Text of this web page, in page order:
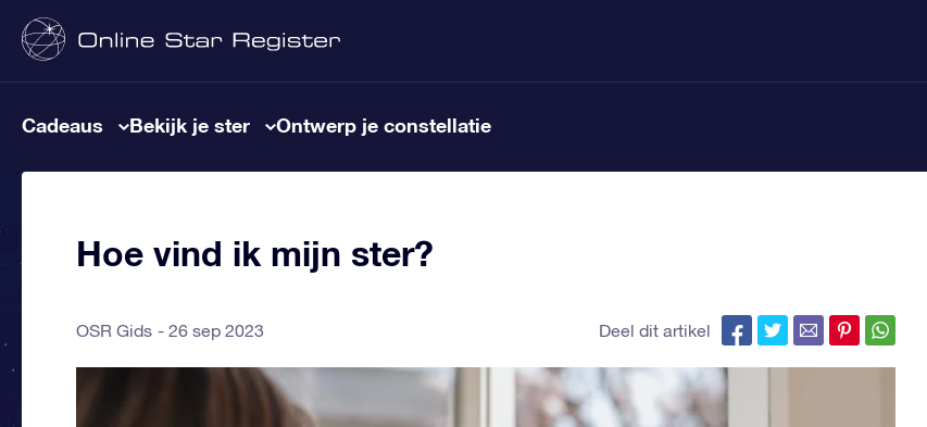
Cadeaus Bekijk je ster Ontwerp je constellatie
Hoe vind ik mijn ster?
OSR Gids 26 sep 2023 Deel dit artikel